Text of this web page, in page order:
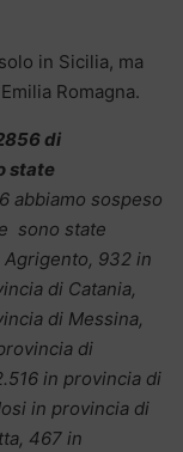
in Sicilia, ma
Romagna.
di
state
abbiamo sospeso
sono state
932 in
di Catania,
di Messina,
di
in provincia di
in provincia di
467 in